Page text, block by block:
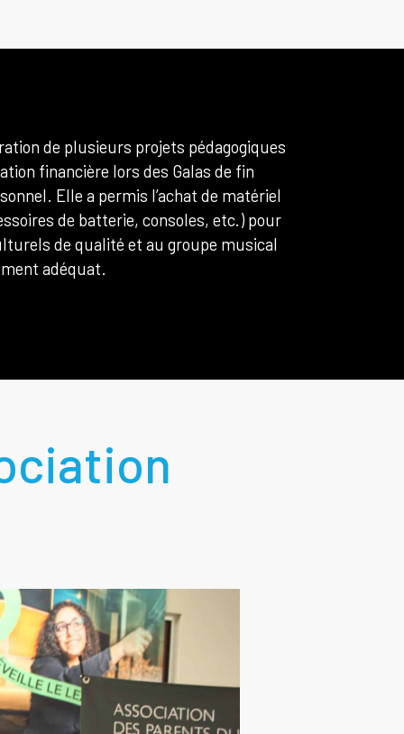
de plusieurs projets pédagogiques
financière lors des Galas de fin
Elle a permis l’achat de matériel
de batterie, consoles, etc.) pour
de qualité et au groupe musical
adéquat.